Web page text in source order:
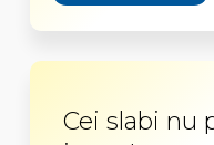
Cei slabi nu